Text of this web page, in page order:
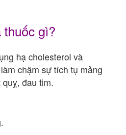
gì?
hạ cholesterol và
chậm sự tích tụ mảng
đau tim.